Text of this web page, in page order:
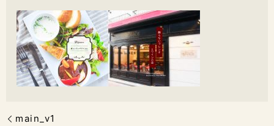
main_v1